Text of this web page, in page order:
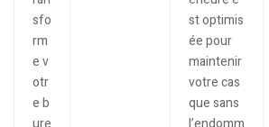
sfo
rm
e v
otr
e b
st optimis
ée pour
maintenir
votre cas
que sans